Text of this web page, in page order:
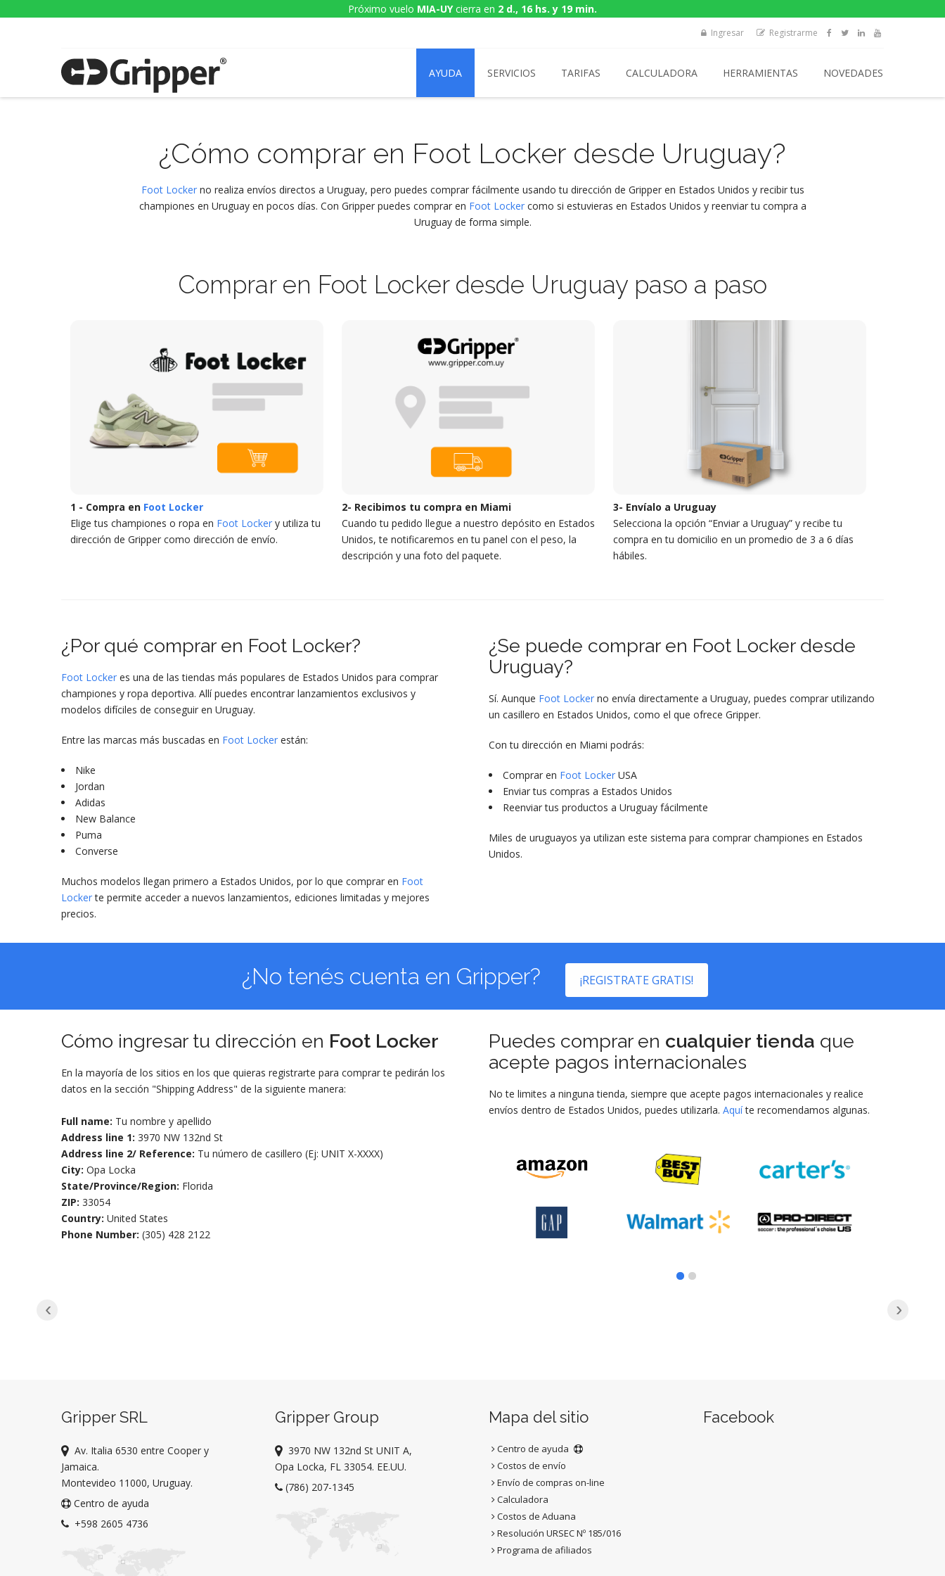
Próximo vuelo MIA-UYcierra en 2 d., 16 hs. y 19 min.
Ingresar Registrarme
AYUDA SERVICIOS TARIFAS CALCULADORA HERRAMIENTAS NOVEDADES
¿Cómo comprar en Foot Locker desde Uruguay?
Foot Lockerno realiza envíos directos a Uruguay, pero puedes comprar fácilmente usando tu dirección de Gripper en Estados Unidos y recibir tus
championes en Uruguay en pocos días. Con Gripper puedes comprar en Foot Lockercomo si estuvieras en Estados Unidos y reenviar tu compra a
Uruguay de forma simple.
Comprar en Foot Lockerdesde Uruguay paso a paso
1 - Compra en Foot Locker
Elige tus championes o ropa en Foot Locker y utiliza tu
dirección de Gripper como dirección de envío.
2- Recibimos tu compra en Miami
Cuando tu pedido llegue a nuestro depósito en Estados
Unidos, te notificaremos en tu panel con el peso, la
descripción y una foto del paquete.
3- Envíalo a Uruguay
Selecciona la opción “Enviar a Uruguay” y recibe tu
compra en tu domicilio en un promedio de 3 a 6 días
hábiles.
¿Por qué comprar en Foot Locker?
Foot Locker es una de las tiendas más populares de Estados Unidos para comprar
championes y ropa deportiva. Allí puedes encontrar lanzamientos exclusivos y
modelos difíciles de conseguir en Uruguay.
Entre las marcas más buscadas en Foot Locker están:
Nike
Jordan
Adidas
New Balance
Puma
Converse
Muchos modelos llegan primero a Estados Unidos, por lo que comprar en Foot
Lockerte permite acceder a nuevos lanzamientos, ediciones limitadas y mejores
precios.
¿Se puede comprar en Foot Lockerdesde
Uruguay?
Sí. Aunque Foot Locker no envía directamente a Uruguay, puedes comprar utilizando
un casillero en Estados Unidos, como el que ofrece Gripper.
Con tu dirección en Miami podrás:
Comprar en Foot Locker USA
Enviar tus compras a Estados Unidos
Reenviar tus productos a Uruguay fácilmente
Miles de uruguayos ya utilizan este sistema para comprar championes en Estados
Unidos.
¿No tenés cuenta en Gripper? ¡REGISTRATE GRATIS!
Cómo ingresar tu dirección en Foot Locker
En la mayoría de los sitios en los que quieras registrarte para comprar te pedirán los
datos en la sección "Shipping Address" de la siguiente manera:
Full name: Tu nombre y apellido
Address line 1: 3970 NW 132nd St
Address line 2/ Reference: Tu número de casillero (Ej: UNIT X-XXXX)
City: Opa Locka
State/Province/Region: Florida
ZIP: 33054
Country: United States
Phone Number: (305) 428 2122
Puedes comprar en cualquier tienda que
acepte pagos internacionales
No te limites a ninguna tienda, siempre que acepte pagos internacionales y realice
envíos dentro de Estados Unidos, puedes utilizarla.Aquíte recomendamos algunas.
‹ ›
Gripper SRL
Av. Italia 6530 entre Cooper y
Jamaica.
Montevideo 11000, Uruguay.
Centro de ayuda
+598 2605 4736
Gripper Group
3970 NW 132nd St UNIT A,
Opa Locka, FL 33054. EE.UU.
(786) 207-1345
Mapa del sitio
Centro de ayuda
Costos de envío
Envío de compras on-line
Calculadora
Costos de Aduana
Resolución URSEC Nº 185/016
Programa de afiliados
Facebook